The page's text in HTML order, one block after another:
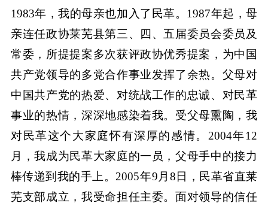
1983年，我的母亲也加入了民革。1987年起，母
亲连任政协莱芜县第三、四、五届委员会委员及
常委，所提提案多次获评政协优秀提案，为中国
共产党领导的多党合作事业发挥了余热。父母对
中国共产党的热爱、对统战工作的忠诚、对民革
事业的热情，深深地感染着我。受父母熏陶，我
对民革这个大家庭怀有深厚的感情。2004年12
月，我成为民革大家庭的一员，父母手中的接力
棒传递到我的手上。2005年9月8日，民革省直莱
芜支部成立，我受命担任主委。面对领导的信任